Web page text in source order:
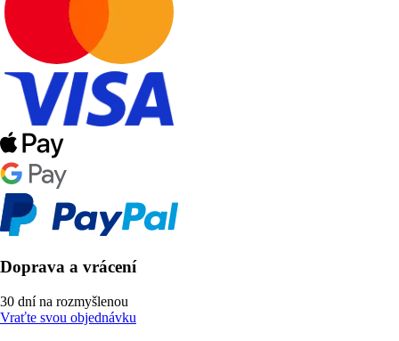
Doprava a vrácení
30 dní na rozmyšlenou
Vraťte svou objednávku